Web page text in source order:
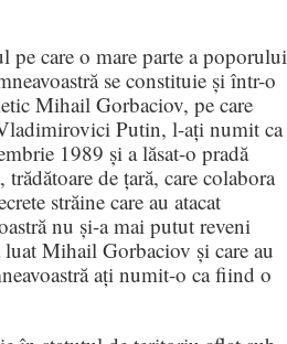
pe care o mare parte a poporului
se constituie și într-o
Mihail Gorbaciov, pe care
Putin, l-ați numit ca
1989 și a lăsat-o pradă
de țară, care colabora
străine care au atacat
nu și-a mai putut reveni
Mihail Gorbaciov și care au
ați numit-o ca fiind o